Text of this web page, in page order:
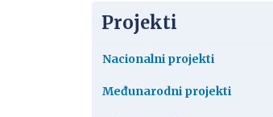
Projekti
Nacionalni projekti
Međunarodni projekti